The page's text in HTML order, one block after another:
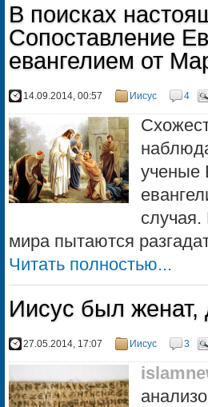
В поисках
Сопоставление
евангелием от
14.09.2014, 00:57 Иисус 4
ученые
случая.
мира пытаются
Читать полностью...
Иисус был женат,
27.05.2014, 17:07 Иисус 3